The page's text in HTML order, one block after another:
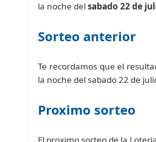
la noche delsabado 22 de
Sorteo anterior
Te recordamos que el
la noche del sabado 22 de
Proximo sorteo